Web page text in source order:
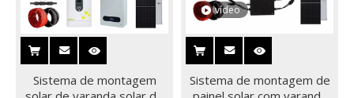
Sistema de montagem
vídeo
Sistema de montagem de